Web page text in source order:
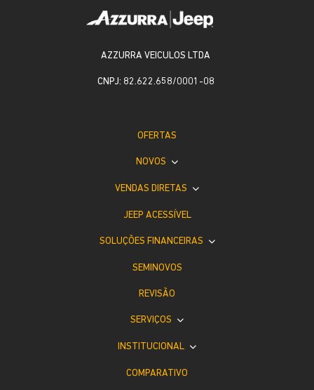
AZZURRA VEICULOS LTDA
CNPJ: 82.622.658/0001-08
OFERTAS
NOVOS
VENDAS DIRETAS
JEEP ACESSÍVEL
SOLUÇÕES FINANCEIRAS
SEMINOVOS
REVISÃO
SERVIÇOS
INSTITUCIONAL
COMPARATIVO